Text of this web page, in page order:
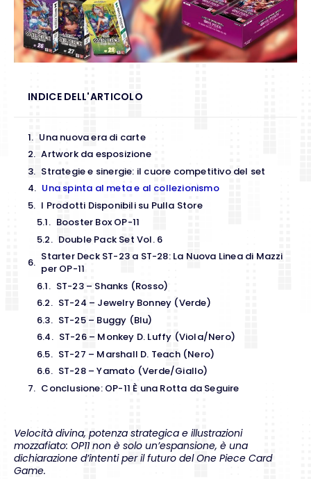
INDICE DELL'ARTICOLO
Una nuova era di carte
Artwork da esposizione
Strategie e sinergie: il cuore competitivo del set
Una spinta al meta e al collezionismo
I Prodotti Disponibili su Pulla Store
Booster Box OP-11
Double Pack Set Vol. 6
Starter Deck ST-23 a ST-28: La Nuova Linea di Mazzi
per OP-11
ST-23 – Shanks (Rosso)
ST-24 – Jewelry Bonney (Verde)
ST-25 – Buggy (Blu)
ST-26 – Monkey D. Luffy (Viola/Nero)
ST-27 – Marshall D. Teach (Nero)
ST-28 – Yamato (Verde/Giallo)
Conclusione: OP-11 È una Rotta da Seguire
Velocità divina, potenza strategica e illustrazioni
mozzafiato: OP11 non è solo un’espansione, è una
dichiarazione d’intenti per il futuro del One Piece Card
Game.